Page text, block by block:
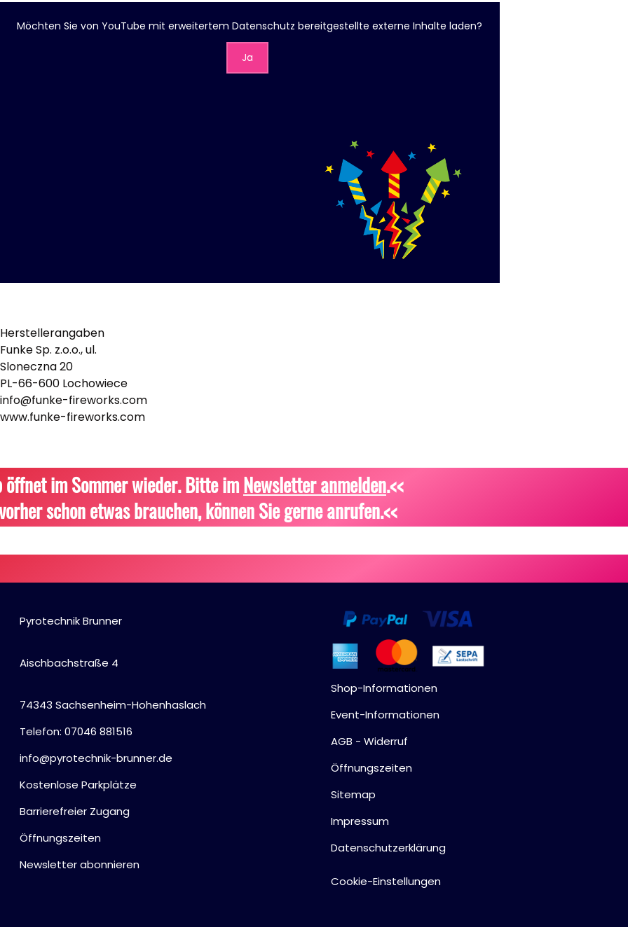
Möchten Sie vonYouTube mit erweitertem Datenschutz bereitgestellte externe Inhalte laden?
Ja
Herstellerangaben
Funke Sp. z.o.o., ul.
Sloneczna 20
PL-66-600 Lochowiece
info@funke-fireworks.com
www.funke-fireworks.com
öffnet im Sommer wieder. Bitte imNewsletter anmelden.<<
schon etwas brauchen, können Sie gerne anrufen.<<
Pyrotechnik Brunner
Aischbachstraße 4
74343 Sachsenheim-Hohenhaslach
Telefon: 07046 881516
info@pyrotechnik-brunner.de
Kostenlose Parkplätze
Barrierefreier Zugang
Öffnungszeiten
Newsletter abonnieren
Shop-Informationen
Event-Informationen
AGB - Widerruf
Öffnungszeiten
Sitemap
Impressum
Datenschutzerklärung
Cookie-Einstellungen